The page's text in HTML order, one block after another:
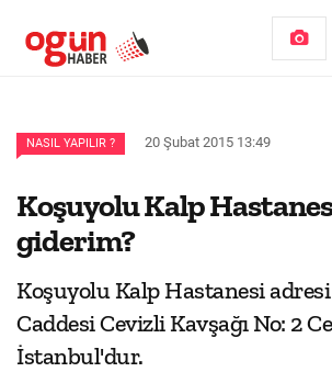
NASIL YAPILIR ? 20 Şubat 2015 13:49
Koşuyolu Kalp
giderim?
Koşuyolu Kalp Hastanesi
Caddesi Cevizli Kavşağı No: 2
İstanbul'dur.